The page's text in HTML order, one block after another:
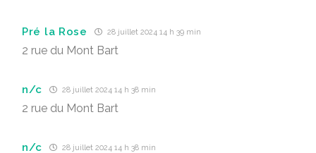
Pré la Rose 28 juillet 2024 14 h 39 min
2 rue du Mont Bart
n/c 28 juillet 2024 14 h 38 min
2 rue du Mont Bart
n/c 28 juillet 2024 14 h 38 min